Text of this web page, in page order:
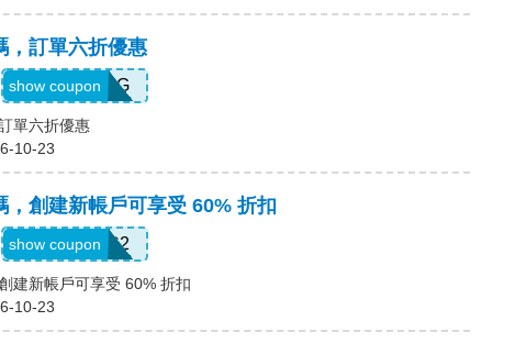
，訂單六折優惠
T5K539G
show coupon
單六折優惠
10-23
，創建新帳戶可享受 60% 折扣
SWHC2
show coupon
建新帳戶可享受 60% 折扣
10-23